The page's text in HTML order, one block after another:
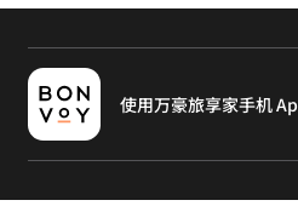
使用万豪旅享家手机